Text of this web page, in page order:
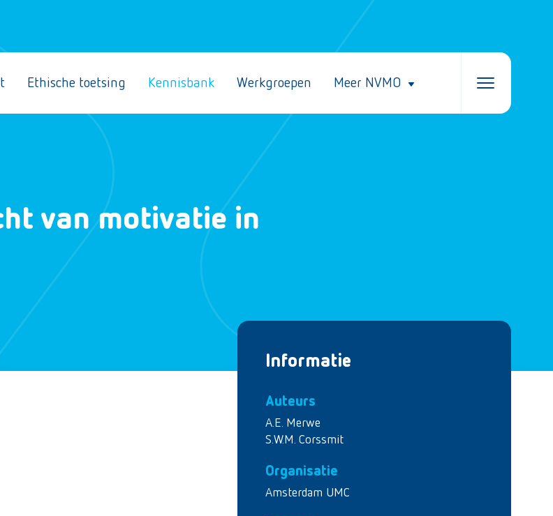
Ethische toetsing Kennisbank Werkgroepen Meer NVMO
van motivatie in
Informatie
Auteurs
A.E. Merwe
S.W.M. Corssmit
Organisatie
Amsterdam UMC